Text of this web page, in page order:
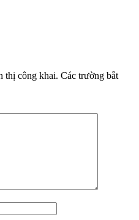
thị công khai. Các trường bắt